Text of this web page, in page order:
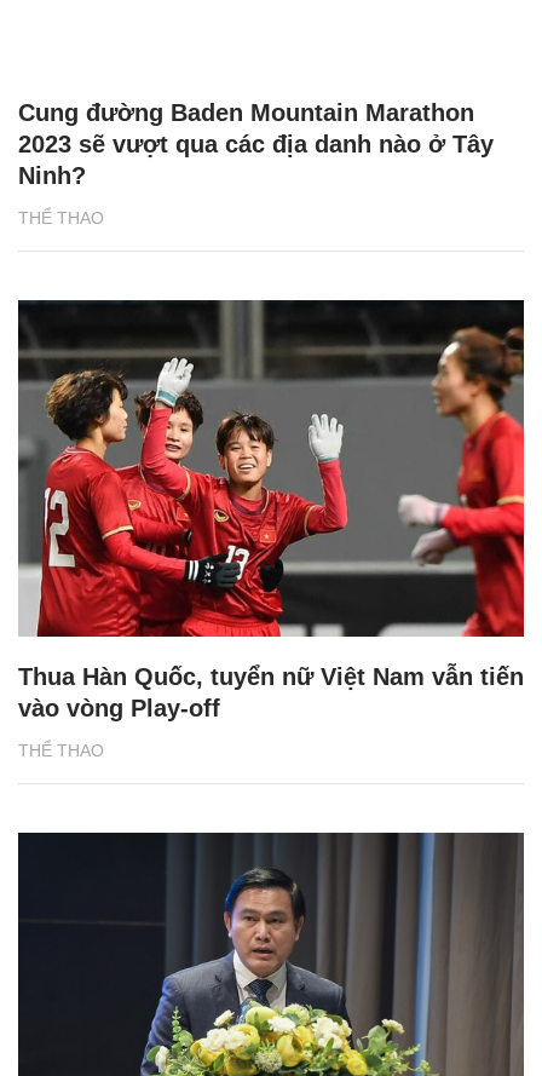
THỂ THAO
Cung đường Baden Mountain Marathon
2023 sẽ vượt qua các địa danh nào ở Tây
Ninh?
THỂ THAO
Thua Hàn Quốc, tuyển nữ Việt Nam vẫn tiến
vào vòng Play-off